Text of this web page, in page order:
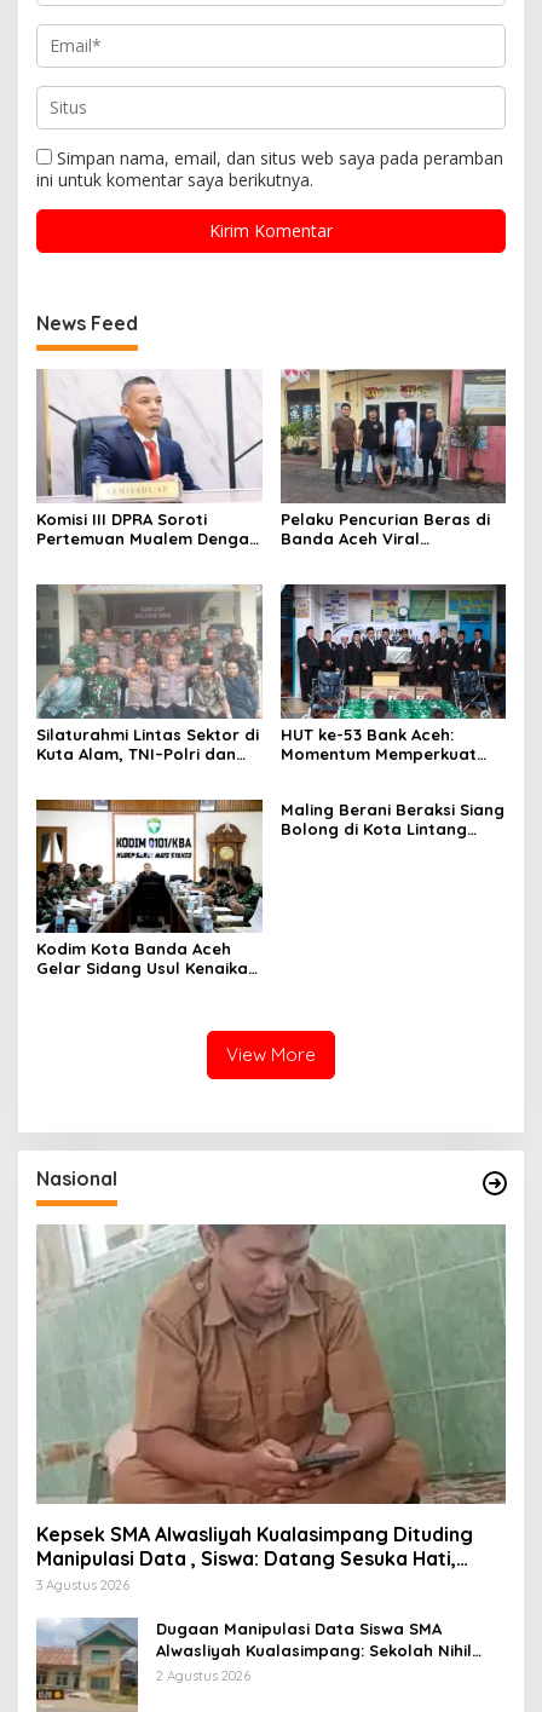
Simpan nama, email, dan situs web saya pada peramban
ini untuk komentar saya berikutnya.
News Feed
Komisi III DPRA Soroti
Pertemuan Mualem Dengan
Pelaku Pencurian Beras di
Banda Aceh Viral
Silaturahmi Lintas Sektor di
Kuta Alam, TNI–Polri dan
HUT ke-53 Bank Aceh:
Momentum Memperkuat
Kodim Kota Banda Aceh
Gelar Sidang Usul Kenaikan
Maling Berani Beraksi Siang
Bolong di Kota Lintang
View More
Nasional
Kepsek SMA Alwasliyah Kualasimpang Dituding
Manipulasi Data , Siswa: Datang Sesuka Hati,
Dana MBG Disalurkan ke Guru & Pesantren
3 Agustus 2026
Dugaan Manipulasi Data Siswa SMA
Alwasliyah Kualasimpang: Sekolah Nihil
Murid Tapi Terima Dana BOS & Paket
2 Agustus 2026